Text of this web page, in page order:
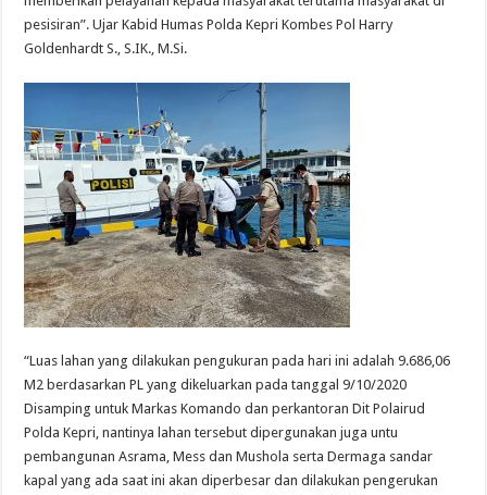
pesisiran”. Ujar Kabid Humas Polda Kepri Kombes Pol Harry
Goldenhardt S., S.IK., M.Si.
“Luas lahan yang dilakukan pengukuran pada hari ini adalah 9.686,06
M2 berdasarkan PL yang dikeluarkan pada tanggal 9/10/2020
Disamping untuk Markas Komando dan perkantoran Dit Polairud
Polda Kepri, nantinya lahan tersebut dipergunakan juga untu
pembangunan Asrama, Mess dan Mushola serta Dermaga sandar
kapal yang ada saat ini akan diperbesar dan dilakukan pengerukan